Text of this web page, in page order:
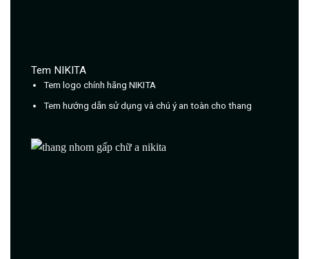
Tem NIKITA
Tem logo chính hãng NIKITA
Tem hướng dẫn sử dụng và chú ý an toàn cho thang